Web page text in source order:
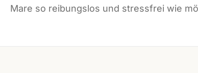
Mare so reibungslos und stressfrei wie